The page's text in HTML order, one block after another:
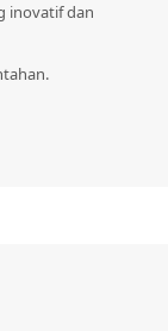
inovatif dan